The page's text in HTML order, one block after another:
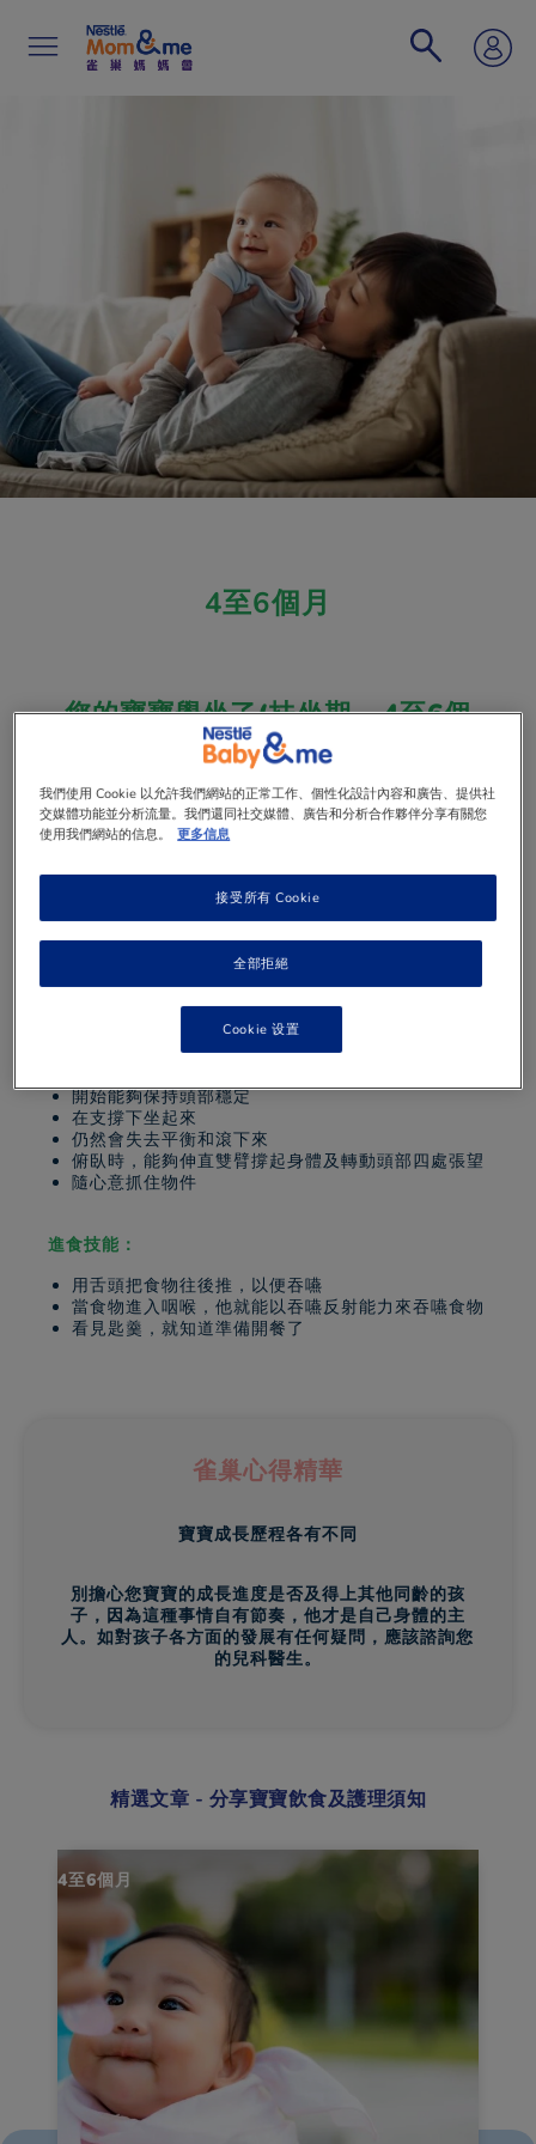
4至6個月
您的寶寶學坐了(扶坐期 – 4至6個
月)
咿咿、呀呀、咕咕……您聽到那熟悉的牙牙學語嗎？原來
是您正在學坐的小寶寶，這是他展現個性及幽默感的第
一個跡象。這個時候寶寶的運動神經也同時發展，他會
握頭部的控制，即使俯臥時也能支撐起頭部。不久，當
他能在扶持下坐直身體時，他就可以開始認識不同的味
道和質感。
學坐寶寶的技能
開始能夠保持頭部穩定
在支撐下坐起來
仍然會失去平衡和滾下來
俯臥時，能夠伸直雙臂撐起身體及轉動頭部四處張望
隨心意抓住物件
進食技能：
用舌頭把食物往後推，以便吞嚥
當食物進入咽喉，他就能以吞嚥反射能力來吞嚥食物
看見匙羹，就知道準備開餐了
雀巢心得精華
寶寶成長歷程各有不同
別擔心您寶寶的成長進度是否及得上其他同齡的孩
子，因為這種事情自有節奏，他才是自己身體的主
人。如對孩子各方面的發展有任何疑問，應該諮詢您
的兒科醫生。
精選文章 - 分享寶寶飲食及護理須知
4至6個月
我們使用 Cookie 以允許我們網站的正常工作、個性化設計內容和廣告、提供社
交媒體功能並分析流量。我們還同社交媒體、廣告和分析合作夥伴分享有關您
使用我們網站的信息。
更多信息
全部拒絕
接受所有 Cookie
Cookie 设置